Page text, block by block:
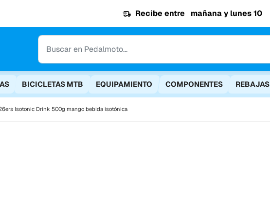
Recibe entre mañana y lunes 10
BICICLETAS MTB EQUIPAMIENTO COMPONENTES REBAJAS
Isotonic Drink 500g mango bebida isotónica